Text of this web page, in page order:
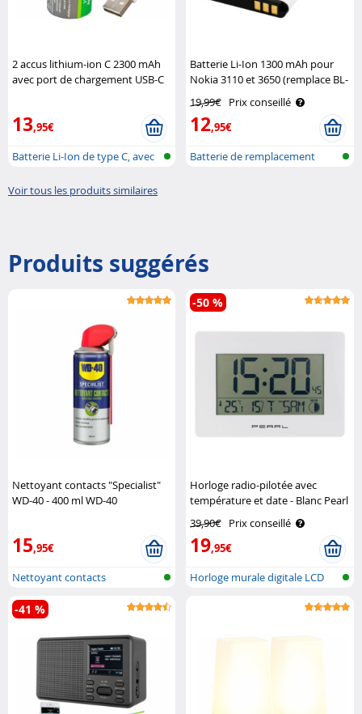
2 accus lithium-ion C 2300 mAh
avec port de chargement USB-C
13,95€
Batterie Li-Ion de type C, avec
Batterie Li-Ion 1300 mAh pour
Nokia 3110 et 3650 (remplace BL-
19,99€ Prix conseillé
12,95€
Batterie de remplacement
Voir tous les produits similaires
Produits suggérés
Nettoyant contacts "Specialist"
WD-40 - 400 ml WD-40
15,95€
Nettoyant contacts
Horloge radio-pilotée avec
température et date - Blanc Pearl
39,90€ Prix conseillé
19,95€
-50 %
Horloge murale digitale LCD
-41 %